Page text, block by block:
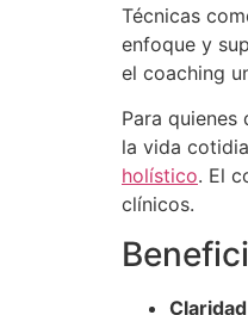
Técnicas
enfoque y
el coaching
Para
la vida
holístico. El
clínicos.